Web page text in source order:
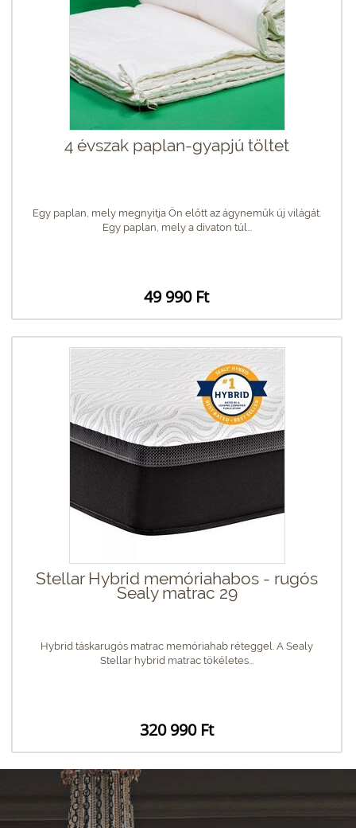
4 évszak paplan-gyapjú töltet
Egy paplan, mely megnyitja Ön előtt az ágyneműk új világát.
Egy paplan, mely a divaton túl...
49 990 Ft
Stellar Hybrid memóriahabos - rugós
Sealy matrac 29
Hybrid táskarugós matrac memóriahab réteggel. A Sealy
Stellar hybrid matrac tökéletes...
320 990 Ft